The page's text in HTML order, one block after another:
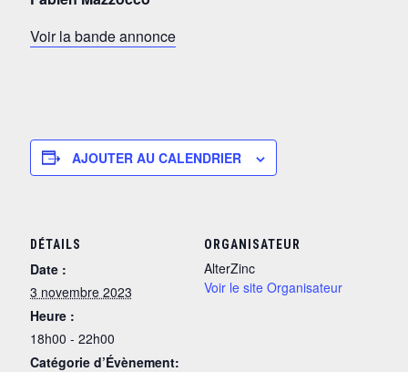
Voir la bande annonce
AJOUTER AU CALENDRIER
DÉTAILS
Date :
3 novembre 2023
Heure :
18h00 - 22h00
Catégorie d’Évènement:
ORGANISATEUR
AlterZinc
Voir le site Organisateur